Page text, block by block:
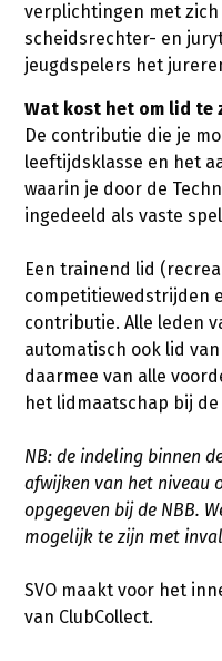
verplichtingen met zich
scheidsrechter- en
jeugdspelers het
Wat kost het om lid te
De contributie die je
leeftijdsklasse en het
waarin je door de
ingedeeld als vaste
Een trainend lid
competitiewedstrijden
contributie. Alle leden
automatisch ook lid
daarmee van alle
het lidmaatschap bij de
NB: de indeling binnen
afwijken van het niveau
opgegeven bij de NBB.
mogelijk te zijn met
SVO maakt voor het
van ClubCollect.